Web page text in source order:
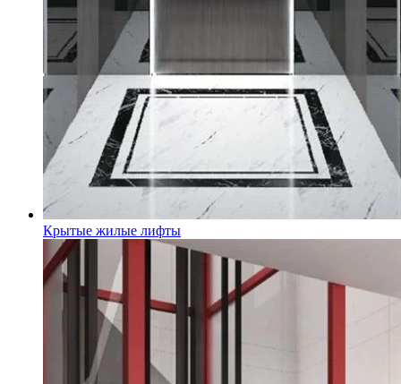
Крытые жилые лифты